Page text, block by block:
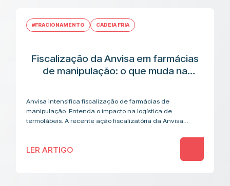
#FRACIONAMENTO CADEIA FRIA
Fiscalização da Anvisa em farmácias
de manipulação: o que muda na
Anvisa intensifica fiscalização de farmácias de
manipulação. Entenda o impacto na logística de
termolábeis. A recente ação fiscalizatória da Anvisa
LER ARTIGO